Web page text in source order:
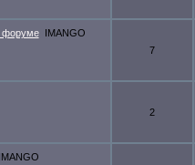
форуме
IMANGO
7
2
IMANGO